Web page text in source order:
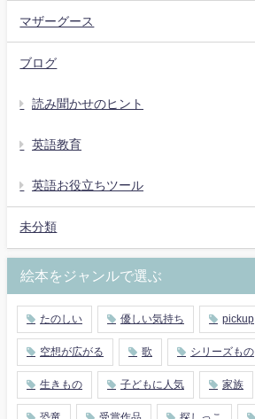
マザーグース
ブログ
読み聞かせのヒント
英語教育
英語お役立ちツール
未分類
絵本をジャンルで選ぶ
たのしい 優しい気持ち pickup
空想が広がる 歌 シリーズもの
生きもの 子どもに人気 家族